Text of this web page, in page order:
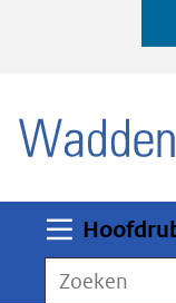
deze
worden
toegestaan
Zoeken